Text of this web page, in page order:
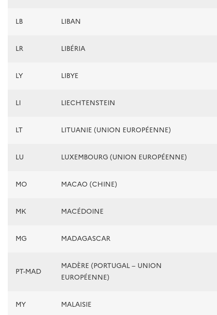
LB LIBAN
LR LIBÉRIA
LY LIBYE
LI LIECHTENSTEIN
LT LITUANIE (UNION EUROPÉENNE)
LU LUXEMBOURG (UNION EUROPÉENNE)
MO MACAO (CHINE)
MK MACÉDOINE
MG MADAGASCAR
PT-MAD
MADÈRE (PORTUGAL – UNION
EUROPÉENNE)
MY MALAISIE